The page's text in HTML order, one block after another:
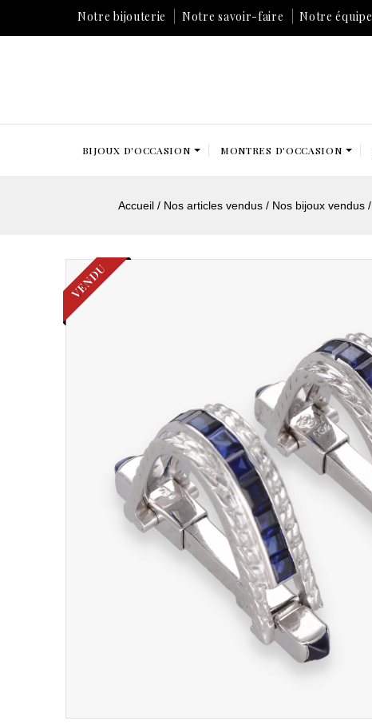
Notre bijouterie Notre savoir-faire Notre équipe
BIJOUX D'OCCASION MONTRES D'OCCASION
Accueil Nos articles vendus Nos bijoux vendus
VENDU